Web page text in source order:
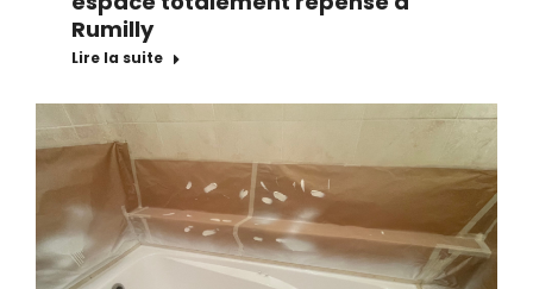
Rumilly
Lire la suite